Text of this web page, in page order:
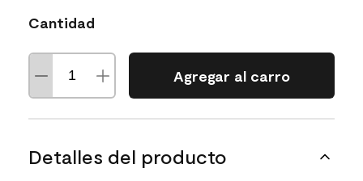
Cantidad
Agregar al carro
Detalles del producto